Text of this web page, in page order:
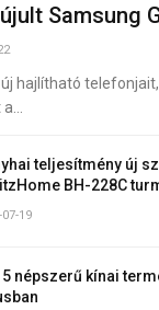
Samsung
hajlítható
teljesítmény új
BH-228C
07-19
5 népszerű kínai